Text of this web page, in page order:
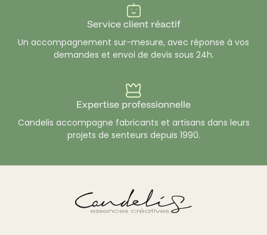
Service client réactif
Un accompagnement sur-mesure, avec réponse à vos
demandes et envoi de devis sous 24h.
Expertise professionnelle
Candelis accompagne fabricants et artisans dans leurs
projets de senteurs depuis 1990.